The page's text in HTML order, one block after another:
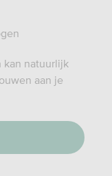
kan natuurlijk
aan je